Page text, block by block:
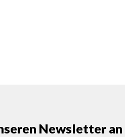
Newsletter an